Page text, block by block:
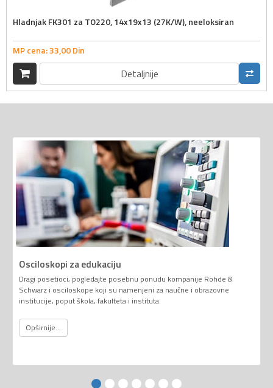
Hladnjak FK301 za TO220, 14x19x13 (27K/W), neeloksiran
MP cena:33,00Din
Detaljnije
Osciloskopi za edukaciju
Dragi posetioci, pogledajte posebnu ponudu kompanije Rohde &
Schwarz i osciloskope koji su namenjeni za naučne i obrazovne
institucije, poput škola, fakulteta i instituta.
Opširnije...